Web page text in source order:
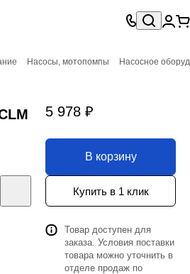
Насосы, мотопомпы Насосное
5 978 ₽
В корзину
Купить в 1 клик
Товар доступен для
заказа. Условия поставки
товара можно уточнить в
отделе продаж по